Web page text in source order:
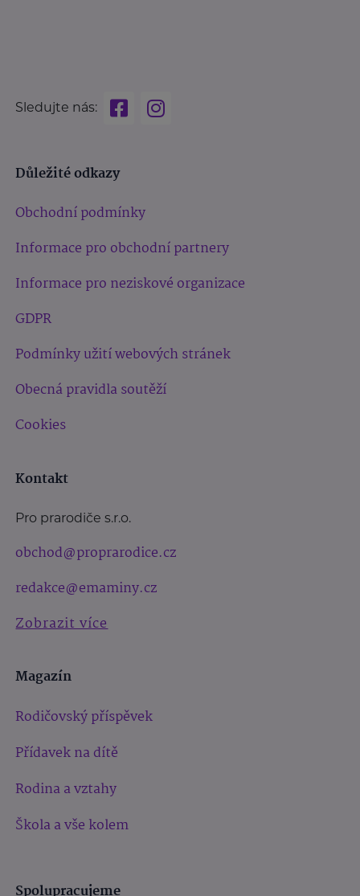
Sledujte nás:
Důležité odkazy
Obchodní podmínky
Informace pro obchodní partnery
Informace pro neziskové organizace
GDPR
Podmínky užití webových stránek
Obecná pravidla soutěží
Cookies
Kontakt
Pro prarodiče s.r.o.
obchod@proprarodice.cz
redakce@emaminy.cz
Zobrazit více
Magazín
Rodičovský příspěvek
Přídavek na dítě
Rodina a vztahy
Škola a vše kolem
Spolupracujeme